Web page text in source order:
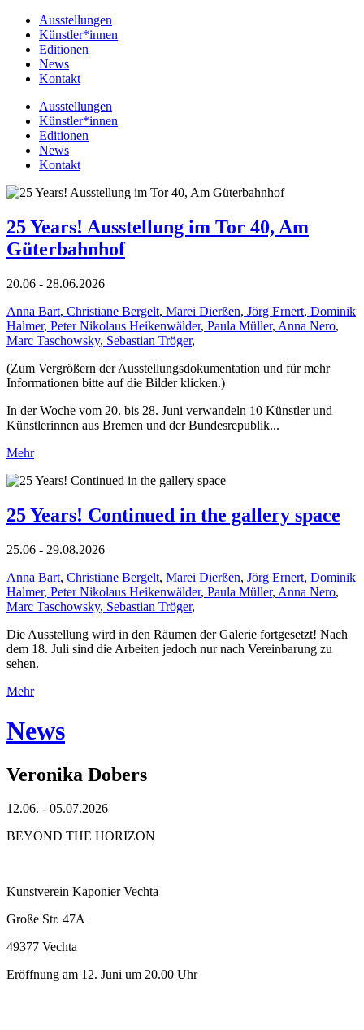
Ausstellungen
Künstler*innen
Editionen
News
Kontakt
Ausstellungen
Künstler*innen
Editionen
News
Kontakt
25 Years! Ausstellung im Tor 40, Am
Güterbahnhof
20.06 - 28.06.2026
Anna Bart, Christiane Bergelt, Marei Dierßen, Jörg Ernert, Dominik
Halmer, Peter Nikolaus Heikenwälder, Paula Müller, Anna Nero,
Marc Taschowsky, Sebastian Tröger,
(Zum Vergrößern der Ausstellungsdokumentation und für mehr
Informationen bitte auf die Bilder klicken.)
In der Woche vom 20. bis 28. Juni verwandeln 10 Künstler und
Künstlerinnen aus Bremen und der Bundesrepublik...
Mehr
25 Years! Continued in the gallery space
25.06 - 29.08.2026
Anna Bart, Christiane Bergelt, Marei Dierßen, Jörg Ernert, Dominik
Halmer, Peter Nikolaus Heikenwälder, Paula Müller, Anna Nero,
Marc Taschowsky, Sebastian Tröger,
Die Ausstellung wird in den Räumen der Galerie fortgesetzt! Nach
dem 18. Juli sind die Arbeiten jedoch nur nach Vereinbarung zu
sehen.
Mehr
News
Veronika Dobers
12.06. - 05.07.2026
BEYOND THE HORIZON
Kunstverein Kaponier Vechta
Große Str. 47A
49377 Vechta
Eröffnung am 12. Juni um 20.00 Uhr